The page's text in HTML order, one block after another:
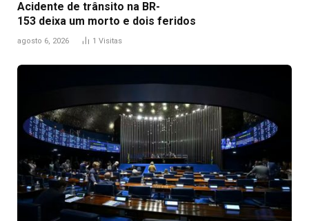
Acidente de trânsito na BR-
153 deixa um morto e dois feridos
agosto 6, 2026 1 Visitas